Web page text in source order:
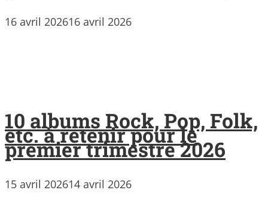
16 avril 202616 avril 2026
10 albums Rock, Pop, Folk,
etc. à retenir pour le
premier trimestre 2026
15 avril 202614 avril 2026